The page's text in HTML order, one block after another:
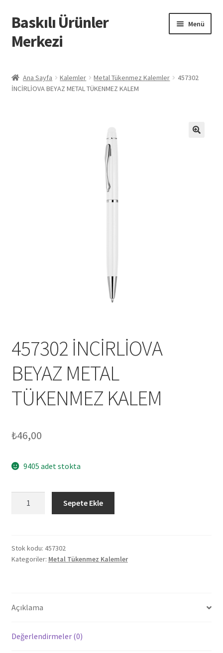
Dolaşıma
geç
İçeriğe
geç
Baskılı Ürünler
Merkezi
Menü
Baskılı Ürünler
Ana Sayfa Kalemler Metal Tükenmez Kalemler
457302
İNCİRLİOVA BEYAZ METAL TÜKENMEZ KALEM
457302 İNCİRLİOVA
BEYAZ METAL
TÜKENMEZ KALEM
₺46,00
9405 adet stokta
TÜKENMEZ
KALEM
Sepete Ekle
Stok kodu: 457302
Kategoriler: Metal Tükenmez Kalemler
Açıklama
Değerlendirmeler (0)